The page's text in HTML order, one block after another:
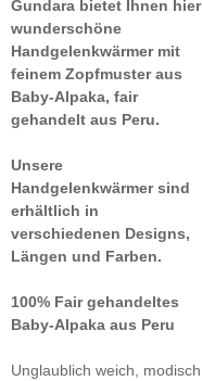
Gundara bietet Ihnen hier
wunderschöne
Handgelenkwärmer mit
feinem Zopfmuster aus
Baby-Alpaka, fair
gehandelt aus Peru.
Unsere
Handgelenkwärmer sind
erhältlich in
verschiedenen Designs,
Längen und Farben.
100% Fair gehandeltes
Baby-Alpaka aus Peru
Unglaublich weich, modisch